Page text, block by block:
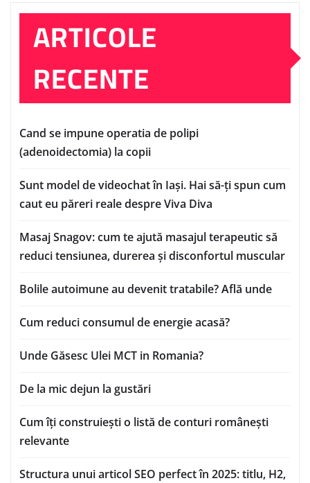
ARTICOLE
RECENTE
Cand se impune operatia de polipi
(adenoidectomia) la copii
Sunt model de videochat în Iași. Hai să-ți spun cum
caut eu păreri reale despre Viva Diva
Masaj Snagov: cum te ajută masajul terapeutic să
reduci tensiunea, durerea și disconfortul muscular
Bolile autoimune au devenit tratabile? Află unde
Cum reduci consumul de energie acasă?
Unde Găsesc Ulei MCT in Romania?
De la mic dejun la gustări
Cum îți construiești o listă de conturi românești
relevante
Structura unui articol SEO perfect în 2025: titlu, H2,